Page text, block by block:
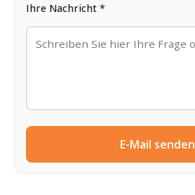
Ihre Nachricht *
E-Mail senden